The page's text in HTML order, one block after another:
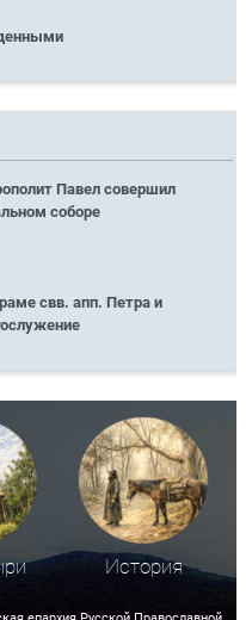
Павел совершил
соборе
свв. апп. Петра и
История